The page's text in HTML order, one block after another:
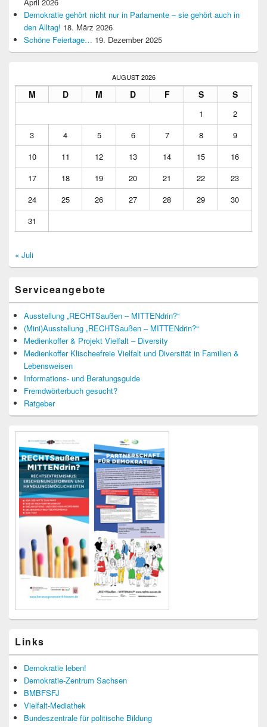
Demokratie gehört nicht nur in Parlamente – sie gehört auch in
den Alltag! 18. März 2026
Schöne Feiertage… 19. Dezember 2025
AUGUST 2026
M D M D F S S
1
2
3
4 5 6 7 8
9
10
11 12 13 14 15
16
17
18 19 20 21 22
23
24
25 26 27 28 29
30
31
« Juli
Serviceangebote
Ausstellung „RECHTSaußen – MITTENdrin?“
(Mini)Ausstellung „RECHTSaußen – MITTENdrin?“
Medienkoffer & Projekt Vielfalt – Diversity
Medienkoffer Klischeefreie Vielfalt und Diversität in Familien &
Lebensweisen
Informations- und Beratungsguide
Fremdwörterbuch gesucht?
Ratgeber
Links
Demokratie leben!
Demokratie-Zentrum Sachsen
BMBFSFJ
Vielfalt-Mediathek
Bundeszentrale für politische Bildung